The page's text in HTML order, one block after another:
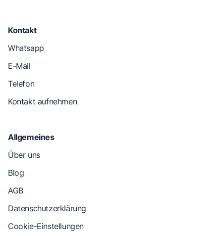
Kontakt
Whatsapp
E-Mail
Telefon
Kontakt aufnehmen
Allgemeines
Über uns
Blog
AGB
Datenschutzerklärung
Cookie-Einstellungen